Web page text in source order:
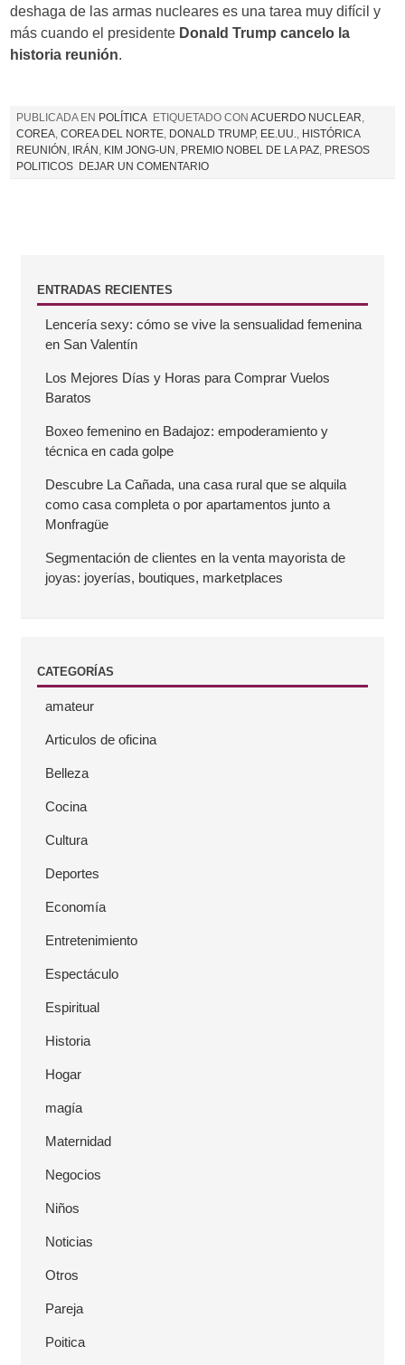
deshaga de las armas nucleares es una tarea muy difícil y
más cuando el presidente Donald Trump cancelo la
historia reunión.
PUBLICADA EN POLÍTICA ETIQUETADO CONACUERDO NUCLEAR,
COREA,COREA DEL NORTE, DONALD TRUMP, EE.UU., HISTÓRICA
REUNIÓN , IRÁN , KIM JONG-UN , PREMIO NOBEL DE LA PAZ, PRESOS
POLITICOS DEJAR UN COMENTARIO
BENTRADAS RECIENTES
Lencería sexy: cómo se vive la sensualidad femenina
en San Valentín
Los Mejores Días y Horas para Comprar Vuelos
Baratos
Boxeo femenino en Badajoz: empoderamiento y
técnica en cada golpe
Descubre La Cañada, una casa rural que se alquila
como casa completa o por apartamentos junto a
Monfragüe
Segmentación de clientes en la venta mayorista de
joyas: joyerías, boutiques, marketplaces
CATEGORÍAS
amateur
Articulos de oficina
Belleza
Cocina
Cultura
Deportes
Economía
Entretenimiento
Espectáculo
Espiritual
Historia
Hogar
magía
Maternidad
Negocios
Niños
Noticias
Otros
Pareja
Poitica